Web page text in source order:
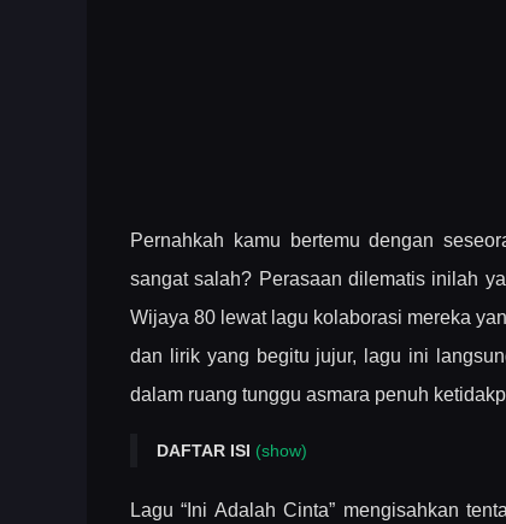
Pernahkah kamu bertemu dengan
sangat salah? Perasaan dilematis inilah
Wijaya 80 lewat lagu kolaborasi mereka
dan lirik yang begitu jujur, lagu ini
dalam ruang tunggu asmara penuh
DAFTAR ISI (show)
Lagu “Ini Adalah Cinta” mengisahkan